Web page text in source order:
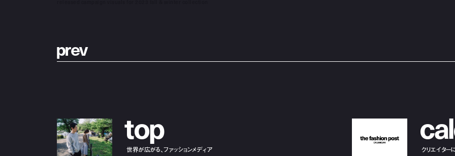
prev
top
世界が広がる、ファッションメディア
cal
クリエイター